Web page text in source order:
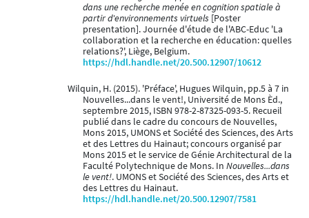
dans une recherche menée en cognition spatiale à
partir d'environnements virtuels [Poster
presentation]. Journée d'étude de l'ABC-Educ 'La
collaboration et la recherche en éducation: quelles
relations?', Liège, Belgium.
https://hdl.handle.net/20.500.12907/10612
Wilquin, H. (2015). 'Préface', Hugues Wilquin, pp.5 à 7 in
Nouvelles...dans le vent!, Université de Mons Èd.,
septembre 2015, ISBN 978-2-87325-093-5. Recueil
publié dans le cadre du concours de Nouvelles,
Mons 2015, UMONS et Société des Sciences, des Arts
et des Lettres du Hainaut; concours organisé par
Mons 2015 et le service de Génie Architectural de la
Faculté Polytechnique de Mons. In Nouvelles...dans
le vent!. UMONS et Société des Sciences, des Arts et
des Lettres du Hainaut.
https://hdl.handle.net/20.500.12907/7581